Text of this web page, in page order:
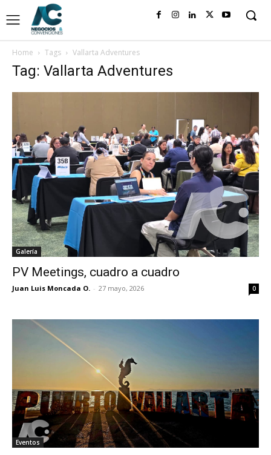
Home Tags Vallarta Adventures
Tag: Vallarta Adventures
Galería
PV Meetings, cuadro a cuadro
Juan Luis Moncada O. - 27 mayo, 2026 0
Eventos